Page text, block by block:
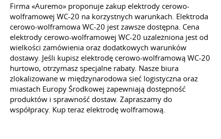
Firma «Auremo» proponuje zakup elektrody cerowo-
wolframowej WC-20 na korzystnych warunkach. Elektroda
cerowo-wolframowa WC-20 jest zawsze dostępna. Cena
elektrody cerowo-wolframowej WC-20 uzależniona jest od
wielkości zamówienia oraz dodatkowych warunków
dostawy. Jeśli kupisz elektrodę cerowo-wolframową WC-20
hurtowo, otrzymasz specjalne rabaty. Nasze biura
zlokalizowane w międzynarodowa sieć logistyczna oraz
miastach Europy Środkowej zapewniają dostępność
produktów i sprawność dostaw. Zapraszamy do
współpracy. Kup teraz elektrodę wolframową.